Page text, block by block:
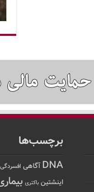
برچسب‌ها
DNA آگاهی افسردگی
اینشتین باکتری